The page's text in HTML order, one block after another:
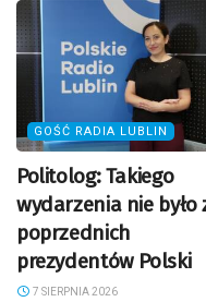
GOŚĆ RADIA LUBLIN
Politolog: Takiego
wydarzenia nie było
poprzednich
prezydentów Polski
7 SIERPNIA 2026